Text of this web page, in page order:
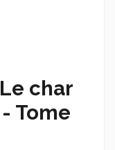
char
Tome